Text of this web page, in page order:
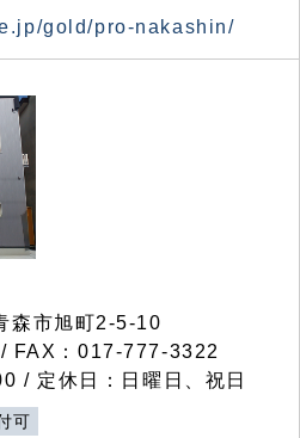
gold/pro-nakashin/
市旭町2-5-10
FAX：017-777-3322
/ 定休日：日曜日、祝日
可